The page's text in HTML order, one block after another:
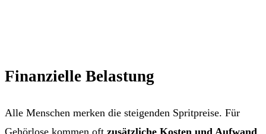
Finanzielle Belastung
Alle Menschen merken die steigenden Spritpreise. Für